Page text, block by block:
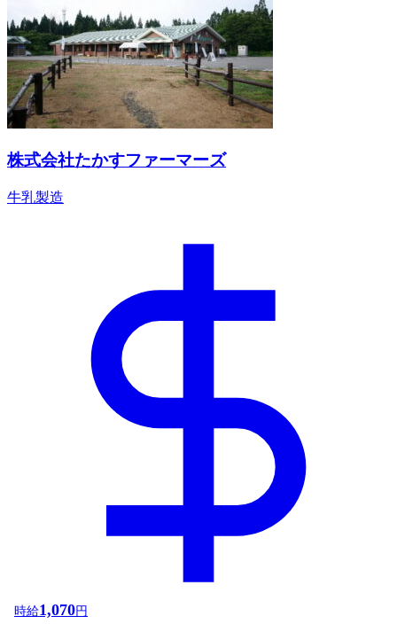
株式会社たかすファーマーズ
牛乳製造
時給1,070円